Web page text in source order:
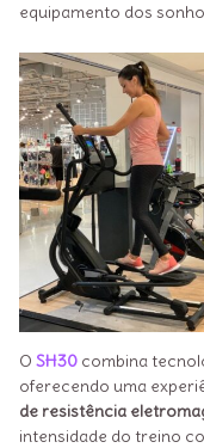
equipamento dos
O SH30 combina
oferecendo uma
de resistência
intensidade do treino